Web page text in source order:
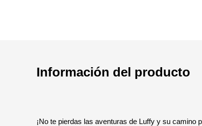
Información del producto
¡No te pierdas las aventuras de Luffy y su camino